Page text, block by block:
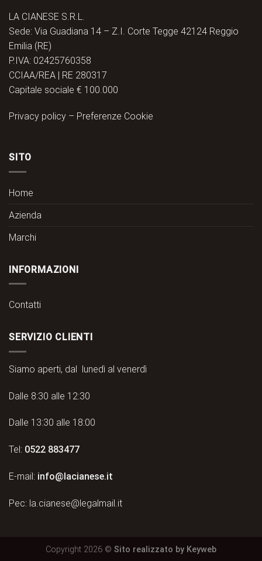
LA CIANESE S.R.L.
Sede: Via Guadiana 14 – Z.I. Corte Tegge 42124 Reggio
Emilia (RE)
P.IVA: 02425760358
CCIAA/REA | RE 280317
Capitale sociale € 100.000
Privacy policy – Preferenze Cookie
SITO
Home
Azienda
Marchi
INFORMAZIONI
Contatti
SERVIZIO CLIENTI
Siamo aperti, dal lunedì al venerdì
Dalle 8:30 alle 12:30
Dalle 13:30 alle 18:00
Tel: 0522 883477
E-mail: info@lacianese.it
Pec: la.cianese@legalmail.it
Copyright 2026 © Sito realizzato by Keyweb